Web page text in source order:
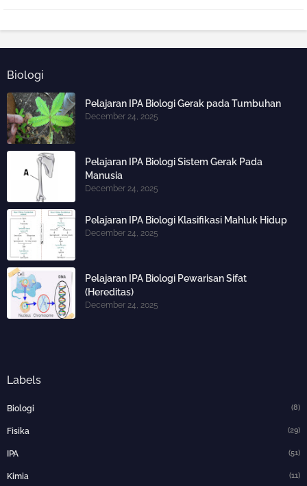
Biologi
Pelajaran IPA Biologi Gerak pada Tumbuhan
December 24, 2025
Pelajaran IPA Biologi Sistem Gerak Pada
Manusia
December 24, 2025
Pelajaran IPA Biologi Klasifikasi Mahluk Hidup
December 24, 2025
Pelajaran IPA Biologi Pewarisan Sifat
(Hereditas)
December 24, 2025
Labels
Biologi (8)
Fisika (29)
IPA (51)
Kimia (11)